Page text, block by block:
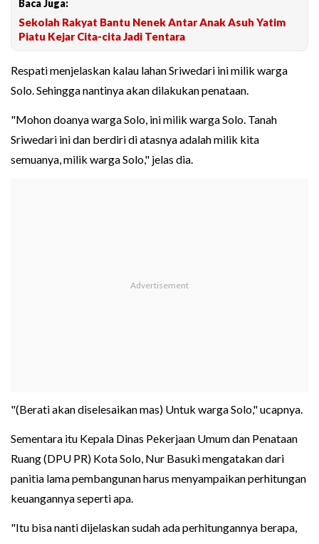
Baca Juga:
Sekolah Rakyat Bantu Nenek Antar Anak Asuh Yatim
Piatu Kejar Cita-cita Jadi Tentara
Respati menjelaskan kalau lahan Sriwedari ini milik warga
Solo. Sehingga nantinya akan dilakukan penataan.
"Mohon doanya warga Solo, ini milik warga Solo. Tanah
Sriwedari ini dan berdiri di atasnya adalah milik kita
semuanya, milik warga Solo," jelas dia.
"(Berati akan diselesaikan mas) Untuk warga Solo," ucapnya.
Sementara itu Kepala Dinas Pekerjaan Umum dan Penataan
Ruang (DPU PR) Kota Solo, Nur Basuki mengatakan dari
panitia lama pembangunan harus menyampaikan perhitungan
keuangannya seperti apa.
"Itu bisa nanti dijelaskan sudah ada perhitungannya berapa,